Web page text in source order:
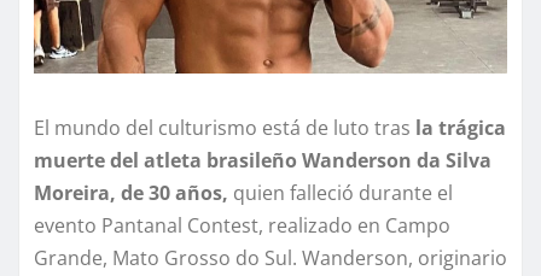
El mundo del culturismo está de luto tras la trágica
muerte del atleta brasileño Wanderson da Silva
Moreira, de 30 años, quien falleció durante el
evento Pantanal Contest, realizado en Campo
Grande, Mato Grosso do Sul. Wanderson, originario